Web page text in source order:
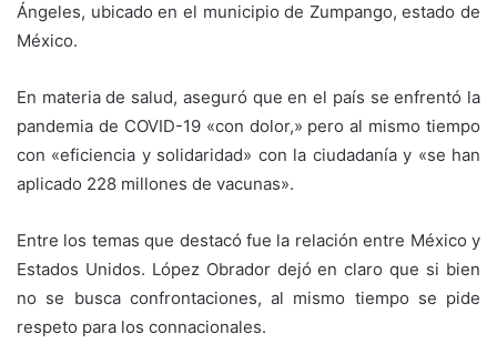
Ángeles, ubicado en el municipio de Zumpango, estado de
México.
En materia de salud, aseguró que en el país se enfrentó la
pandemia de COVID-19 «con dolor,» pero al mismo tiempo
con «eficiencia y solidaridad» con la ciudadanía y «se han
aplicado 228 millones de vacunas».
Entre los temas que destacó fue la relación entre México y
Estados Unidos. López Obrador dejó en claro que si bien
no se busca confrontaciones, al mismo tiempo se pide
respeto para los connacionales.